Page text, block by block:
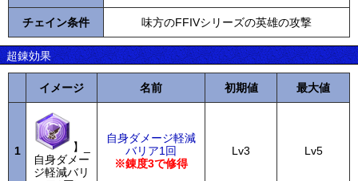
チェイン条件 味方のFFIVシリーズの英雄の攻撃
超錬効果
イメージ 名前 初期値 最大値
1
】_
自身ダメー
ジ軽減バリ
自身ダメージ軽減
バリア1回
※錬度3で修得
Lv3 Lv5